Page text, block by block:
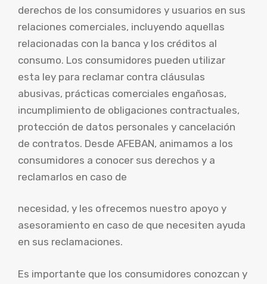
derechos de los consumidores y usuarios en sus
relaciones comerciales, incluyendo aquellas
relacionadas con la banca y los créditos al
consumo. Los consumidores pueden utilizar
esta ley para reclamar contra cláusulas
abusivas, prácticas comerciales engañosas,
incumplimiento de obligaciones contractuales,
protección de datos personales y cancelación
de contratos. Desde AFEBAN, animamos a los
consumidores a conocer sus derechos y a
reclamarlos en caso de
necesidad, y les ofrecemos nuestro apoyo y
asesoramiento en caso de que necesiten ayuda
en sus reclamaciones.
Es importante que los consumidores conozcan y